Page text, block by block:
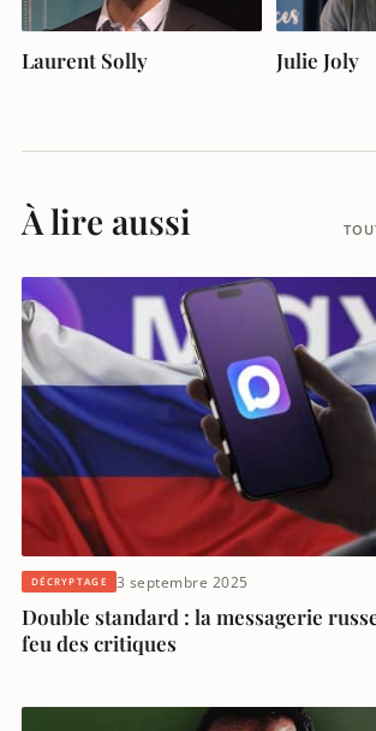
Laurent Solly Julie Joly
À lire aussi
DÉCRYPTAGE 3 septembre 2025
Double standard : la messagerie
feu des critiques